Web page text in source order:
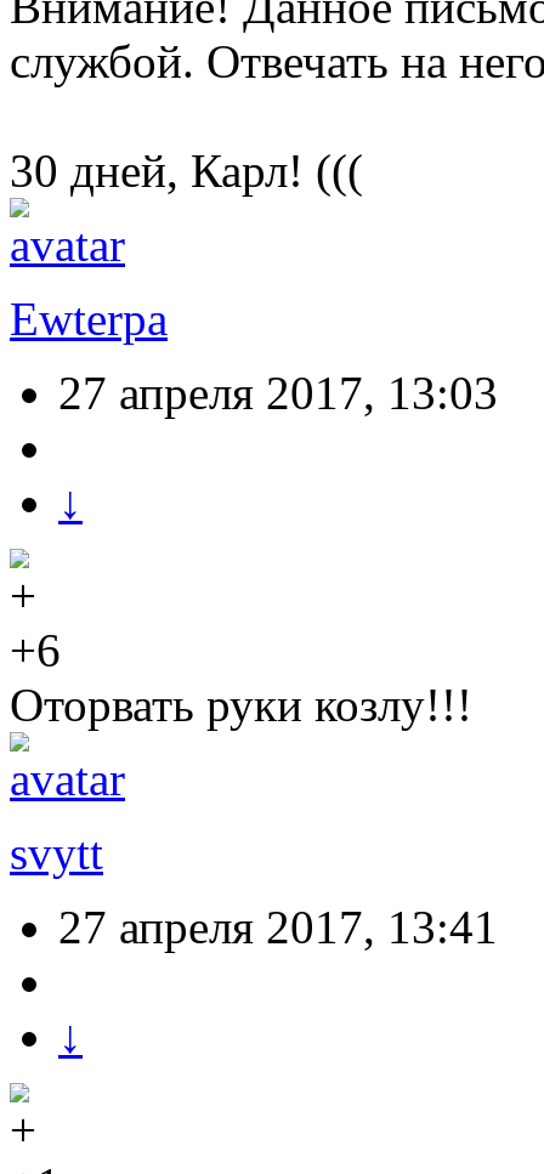
службой. Отвечать на
30 дней, Карл! (((
Ewterpa
27 апреля 2017, 13:03
↓
+6
Оторвать руки козлу!!!
svytt
27 апреля 2017, 13:41
↓